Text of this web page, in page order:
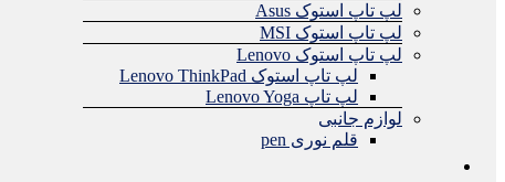
لپ تاپ استوک Asus
لپ تاپ استوک MSI
لپ تاپ استوک Lenovo
لپ تاپ استوک Lenovo ThinkPad
لپ تاپ Lenovo Yoga
لوازم جانبی
قلم نوری pen